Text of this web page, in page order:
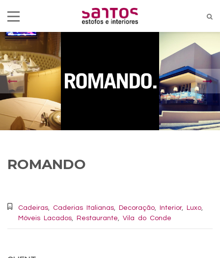
ROMANDO
Cadeiras Caderias Italianas Decoração Interior, Luxo
Móveis Lacados
Restaurante Vila do Conde